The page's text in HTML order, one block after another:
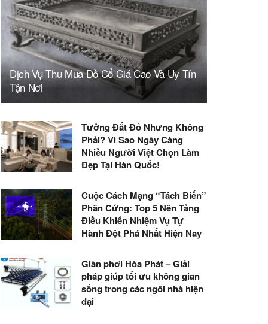
Dịch Vụ Thu Mua Đồ Cổ Giá Cao Và Uy Tín
Tận Nơi
Tưởng Đắt Đỏ Nhưng Không
Phải? Vì Sao Ngày Càng
Nhiều Người Việt Chọn Làm
Đẹp Tại Hàn Quốc!
Cuộc Cách Mạng “Tách Biến”
Phần Cứng: Top 5 Nền Tảng
Điều Khiển Nhiệm Vụ Tự
Hành Đột Phá Nhất Hiện Nay
Giàn phơi Hòa Phát – Giải
pháp giúp tối ưu không gian
sống trong các ngôi nhà hiện
đại